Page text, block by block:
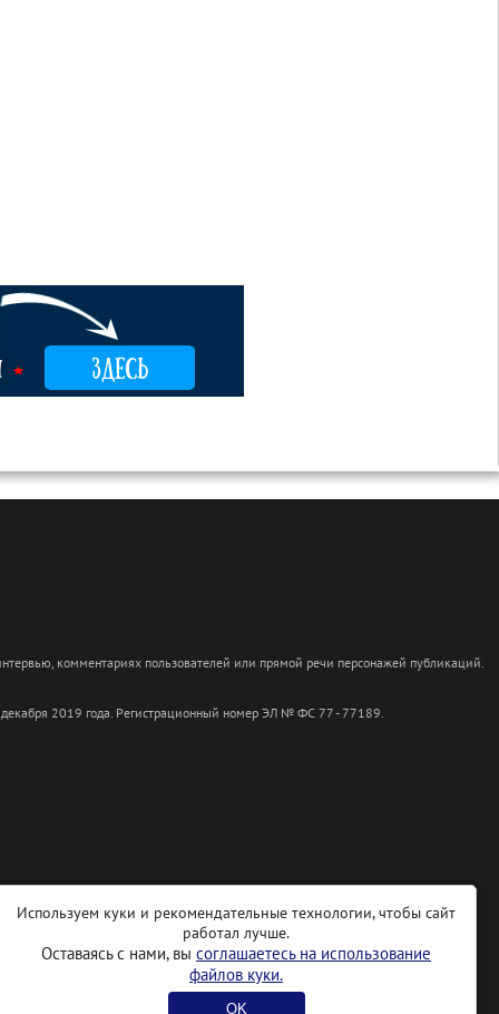
комментариях пользователей или прямой речи персонажей публикаций.
декабря 2019 года. Регистрационный номер ЭЛ № ФС 77 - 77189.
Используем куки и рекомендательные технологии, чтобы сайт
работал лучше.
Оставаясь с нами, вы соглашаетесь на использование
файлов куки.
OK